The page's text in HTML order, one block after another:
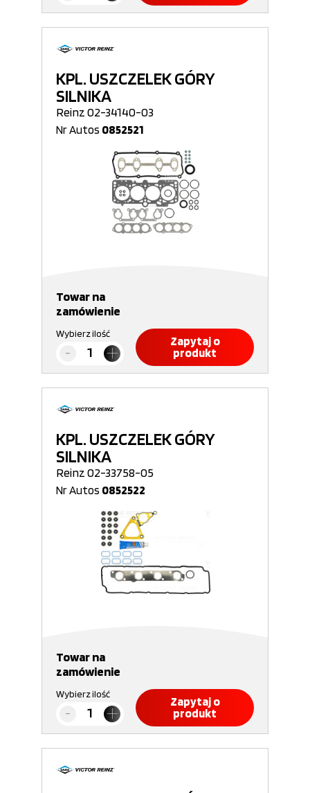
KPL. USZCZELEK GÓRY
SILNIKA
Reinz 02-34140-03
Nr Autos 0852521
Towar na
zamówienie
Wybierz ilość
Zapytaj o
produkt
KPL. USZCZELEK GÓRY
SILNIKA
Reinz 02-33758-05
Nr Autos 0852522
Towar na
zamówienie
Wybierz ilość
Zapytaj o
produkt